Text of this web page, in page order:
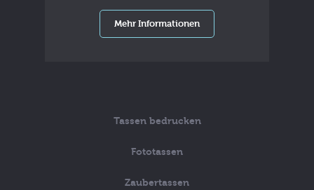
Mehr Informationen
Tassen bedrucken
Fototassen
Zaubertassen